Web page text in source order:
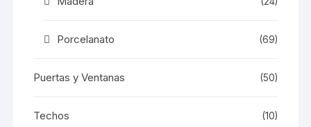
Porcelanato (69)
Puertas y Ventanas (50)
Techos (10)